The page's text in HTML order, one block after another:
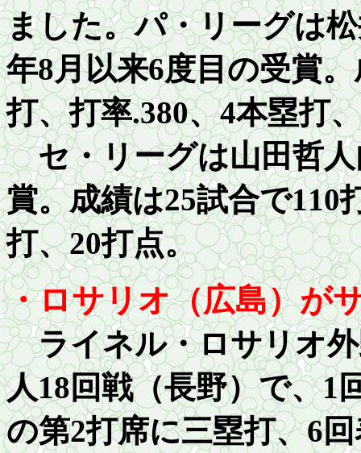
ました。パ・リーグは
年8月以来6度目の受賞
打、打率.380、4本塁打
セ・リーグは山田哲人
賞。成績は25試合で110
打、20打点。
・ロサリオ（広島）が
ライネル・ロサリオ外
人18回戦（長野）で、1
の第2打席に三塁打、6